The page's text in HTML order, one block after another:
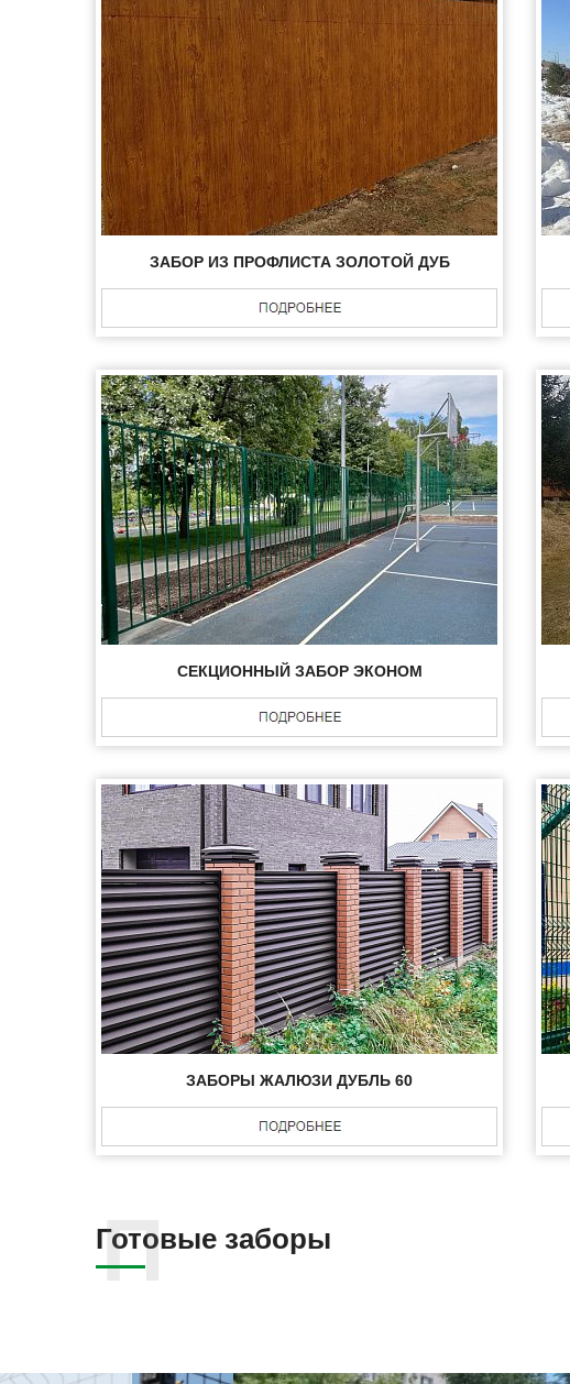
ЗАБОР ИЗ ПРОФЛИСТА ЗОЛОТОЙ ДУБ
СЕКЦИОННЫЙ ЗАБОР ЭКОНОМ
ЗАБОРЫ ЖАЛЮЗИ ДУБЛЬ 60
Готовые заборы